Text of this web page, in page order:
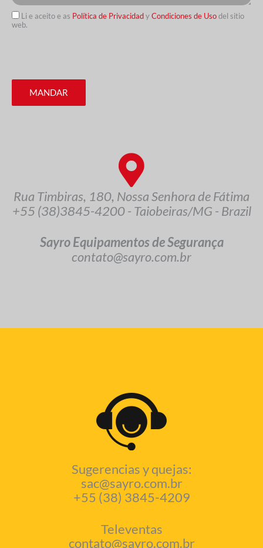
Li e aceito e as Política de PrivacidadyCondiciones de Usodel sitio
web.
MANDAR
Rua Timbiras, 180, Nossa Senhora de Fátima
+55 (38)3845-4200 - Taiobeiras/MG - Brazil
Sayro Equipamentos de Segurança
contato@sayro.com.br
Sugerencias y quejas:
sac@sayro.com.br
+55 (38) 3845-4209
Televentas
contato@sayro.com.br